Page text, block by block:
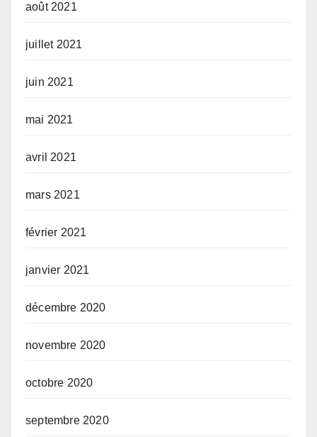
août 2021
juillet 2021
juin 2021
mai 2021
avril 2021
mars 2021
février 2021
janvier 2021
décembre 2020
novembre 2020
octobre 2020
septembre 2020